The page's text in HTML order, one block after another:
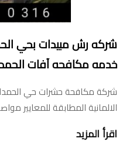
شركه رش مبيدات بحي
خدمه مكافحه آفات
شركة مكافحة حشرات حي
الالمانية المطابقة للمعايير
اقرأ المزيد